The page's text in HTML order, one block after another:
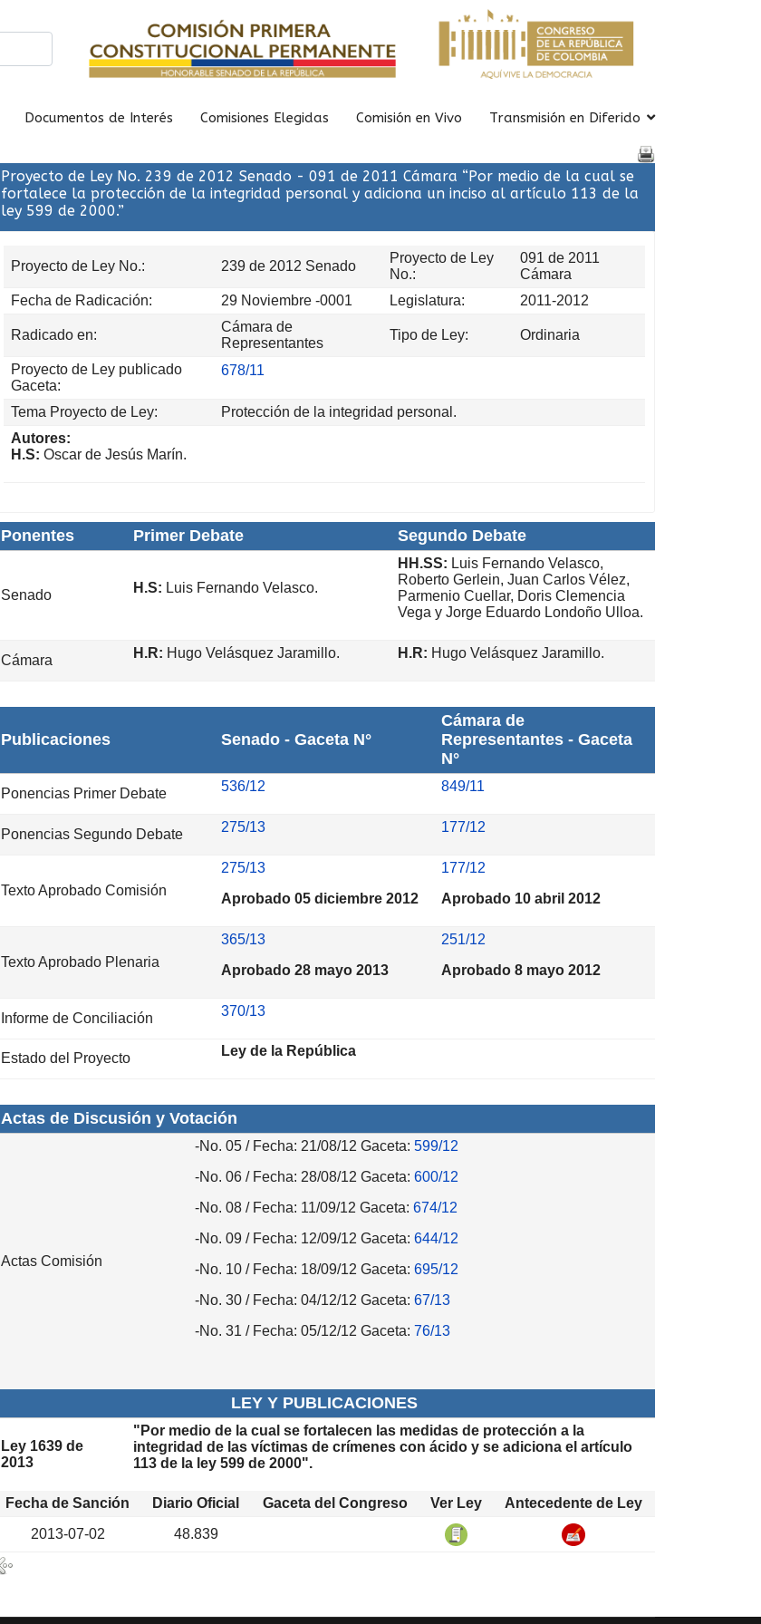
Documentos de Interés Comisiones Elegidas Comisión en Vivo Transmisión en Diferido
Proyecto de Ley No. 239 de 2012 Senado - 091 de 2011 Cámara “Por medio de la cual se
fortalece la protección de la integridad personal y adiciona un inciso al artículo 113 de la
ley 599 de 2000.”
Proyecto de Ley No.: 239 de 2012 Senado
Proyecto de Ley
No.:
091 de 2011
Cámara
Fecha de Radicación:
29 Noviembre -0001 Legislatura: 2011-2012
Radicado en:
Cámara de
Representantes
Tipo de Ley: Ordinaria
Proyecto de Ley publicado
Gaceta:
678/11
Tema Proyecto de Ley:
Protección de la integridad personal.
Autores:
H.S: Oscar de Jesús Marín.
Ponentes Primer Debate Segundo Debate
Senado H.S: Luis Fernando Velasco.
HH.SS: Luis Fernando Velasco,
Roberto Gerlein, Juan Carlos Vélez,
Parmenio Cuellar, Doris Clemencia
Vega y Jorge Eduardo Londoño Ulloa.
Cámara H.R: Hugo Velásquez Jaramillo. H.R: Hugo Velásquez Jaramillo.
Publicaciones Senado - Gaceta N°
Cámara de
Representantes - Gaceta
N°
Ponencias Primer Debate 536/12 849/11
Ponencias Segundo Debate 275/13 177/12
Texto Aprobado Comisión
275/13
Aprobado 05 diciembre 2012
177/12
Aprobado 10 abril 2012
Texto Aprobado Plenaria
365/13
Aprobado 28 mayo 2013
251/12
Aprobado 8 mayo 2012
Informe de Conciliación 370/13
Estado del Proyecto Ley de la República
Actas de Discusión y Votación
Actas Comisión
-No. 05 / Fecha: 21/08/12 Gaceta: 599/12
-No. 06 / Fecha: 28/08/12 Gaceta: 600/12
-No. 08 / Fecha: 11/09/12 Gaceta: 674/12
-No. 09 / Fecha: 12/09/12 Gaceta: 644/12
-No. 10 / Fecha: 18/09/12 Gaceta: 695/12
-No. 30 / Fecha: 04/12/12 Gaceta: 67/13
-No. 31 / Fecha: 05/12/12 Gaceta: 76/13
LEY Y PUBLICACIONES
Ley 1639 de
2013
"Por medio de la cual se fortalecen las medidas de protección a la
integridad de las víctimas de crímenes con ácido y se adiciona el artículo
113 de la ley 599 de 2000".
Fecha de Sanción Diario Oficial Gaceta del Congreso Ver Ley
Antecedente de Ley
2013-07-02
48.839